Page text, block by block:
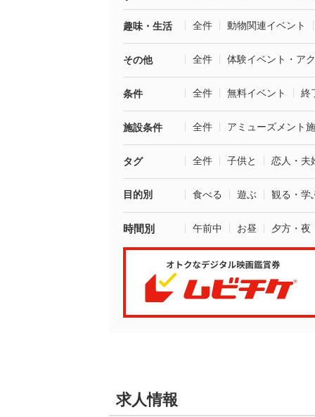
趣味・生活 全件 動物関連イベント
その他 全件 体験イベント・ア
条件 全件 無料イベント 終
施設条件 全件 アミューズメント
タグ 全件 子供と 恋人・夫
目的別 食べる 遊ぶ 観る・学
時間別 午前中 お昼 夕方・夜
求人情報